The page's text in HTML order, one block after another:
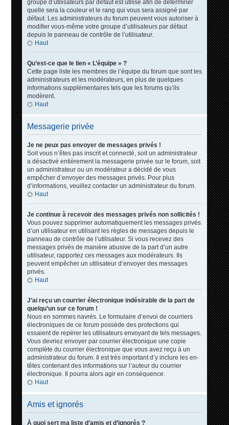
groupe d’utilisateurs par défaut est utilisé afin de déterminer
quelle sera la couleur et le rang qui vous sera assigné par
défaut. Les administrateurs du forum peuvent vous autoriser à
modifier vous-même votre groupe d’utilisateurs par défaut
depuis le panneau de contrôle de l’utilisateur.
Haut
Qu’est-ce que le lien « L’équipe » ?
Cette page liste les membres de l’équipe du forum que sont les
administrateurs et les modérateurs, en plus de quelques
informations supplémentaires tels que les forums qu’ils
modèrent.
Haut
Messagerie privée
Je ne peux pas envoyer de messages privés !
Soit vous n’êtes pas inscrit et connecté, soit un administrateur
a désactivé entièrement la messagerie privée sur le forum, soit
un administrateur ou un modérateur a décidé de vous
empêcher d’envoyer des messages privés. Pour plus
d’informations, veuillez contacter un administrateur du forum.
Haut
Je continue à recevoir des messages privés non sollicités !
Vous pouvez supprimer automatiquement les messages privés
d’un utilisateur en utilisant les règles de messages depuis le
panneau de contrôle de l’utilisateur. Si vous recevez des
messages privés de manière abusive de la part d’un autre
utilisateur, rapportez ces messages aux modérateurs. Ils
peuvent empêcher un utilisateur d’envoyer des messages
privés.
Haut
J’ai reçu un courrier électronique indésirable de la part de
quelqu’un sur ce forum !
Nous en sommes navrés. Le formulaire d’envoi de courriers
électroniques de ce forum possède des protections qui
essaient de repérer les utilisateurs envoyant de tels messages.
Vous devriez envoyer par courrier électronique une copie
complète du courrier électronique que vous avez reçu à un
administrateur du forum. Il est très important d’y inclure les en-
têtes contenant des informations sur l’auteur du courrier
électronique. Il pourra alors agir en conséquence.
Haut
Amis et ignorés
À quoi sert ma liste d’amis et d’ignorés ?